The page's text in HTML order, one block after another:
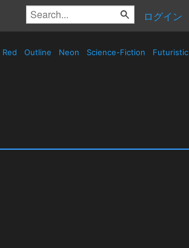
ログイン
Red Outline Neon Science-Fiction Futuristic